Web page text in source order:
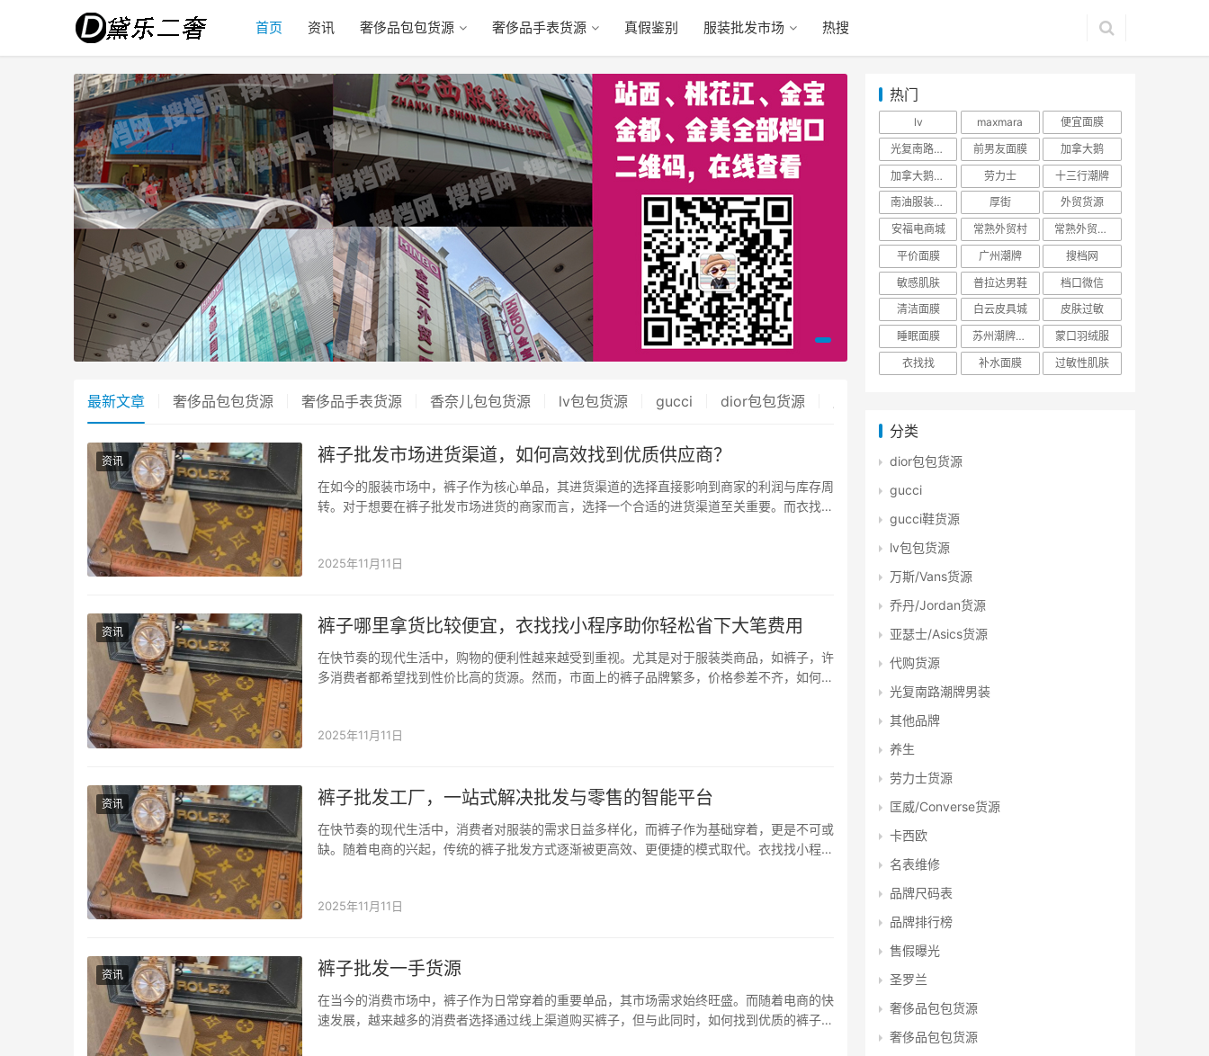
首页 资讯 奢侈品包包货源 奢侈品手表货源 真假鉴别 服装批发市场 热搜
最新文章 奢侈品包包货源 奢侈品手表货源 香奈儿包包货源 lv包包货源 gucci dior包包货源
资讯 裤子批发市场进货渠道，如何高效找到优质供应商？
在如今的服装市场中，裤子作为核心单品，其进货渠道的选择直接影响到商家的利润与库存周
转。对于想要在裤子批发市场进货的商家而言，选择一个合适的进货渠道至关重要。而衣找找
2025年11月11日
资讯 裤子哪里拿货比较便宜，衣找找小程序助你轻松省下大笔费用
在快节奏的现代生活中，购物的便利性越来越受到重视。尤其是对于服装类商品，如裤子，许
多消费者都希望找到性价比高的货源。然而，市面上的裤子品牌繁多，价格参差不齐，如何找
2025年11月11日
资讯 裤子批发工厂，一站式解决批发与零售的智能平台
在快节奏的现代生活中，消费者对服装的需求日益多样化，而裤子作为基础穿着，更是不可或
缺。随着电商的兴起，传统的裤子批发方式逐渐被更高效、更便捷的模式取代。衣找找小程序
2025年11月11日
资讯 裤子批发一手货源
在当今的消费市场中，裤子作为日常穿着的重要单品，其市场需求始终旺盛。而随着电商的快
速发展，越来越多的消费者选择通过线上渠道购买裤子，但与此同时，如何找到优质的裤子批
热门
lv maxmara
便宜面膜
光复南路潮牌
前男友面膜
加拿大鹅
加拿大鹅羽绒服
劳力士
十三行潮牌
南油服装批发市场
厚街
外贸货源
安福电商城
常熟外贸村
常熟外贸村货源
平价面膜
广州潮牌
搜档网
敏感肌肤
普拉达男鞋
档口微信
清洁面膜
白云皮具城
皮肤过敏
睡眠面膜
苏州潮牌货源
蒙口羽绒服
衣找找
补水面膜 过敏性肌肤
分类
dior包包货源
gucci
gucci鞋货源
lv包包货源
万斯/Vans货源
乔丹/Jordan货源
亚瑟士/Asics货源
代购货源
光复南路潮牌男装
其他品牌
养生
劳力士货源
匡威/Converse货源
卡西欧
名表维修
品牌尺码表
品牌排行榜
售假曝光
圣罗兰
奢侈品包包货源
奢侈品包包货源